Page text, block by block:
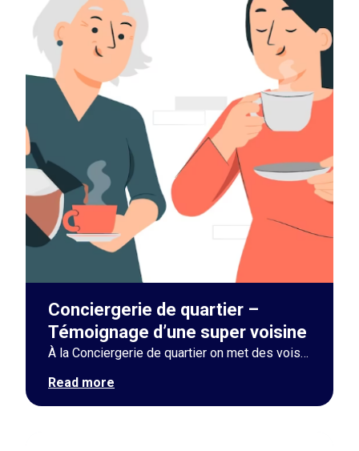
Conciergerie de quartier –
Témoignage d’une super voisine
À la Conciergerie de quartier on met des voisins en relation et il arrive que de chouettes binômes se créent. Des histoires qui font chaud au cœur, on en entend plein - c'est bien pour ça qu'on adore notre métier ! Ce témoignage parle d'une rencontre, de scrabble et d'amour pour le chocolat, qui risque de vous faire fondre.
Read more